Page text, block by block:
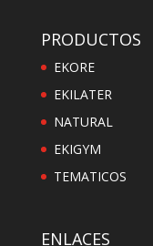
PRODUCTOS
EKORE
EKILATER
NATURAL
EKIGYM
TEMATICOS
ENLACES